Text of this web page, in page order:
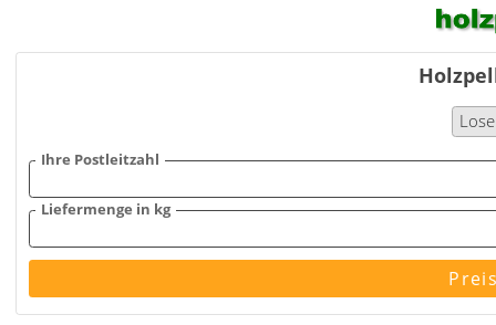
Ihre Postleitzahl
Liefermenge in kg